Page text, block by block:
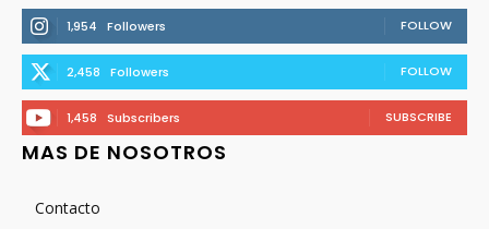
1,954 Followers FOLLOW
2,458 Followers FOLLOW
1,458 Subscribers SUBSCRIBE
MAS DE NOSOTROS
Contacto